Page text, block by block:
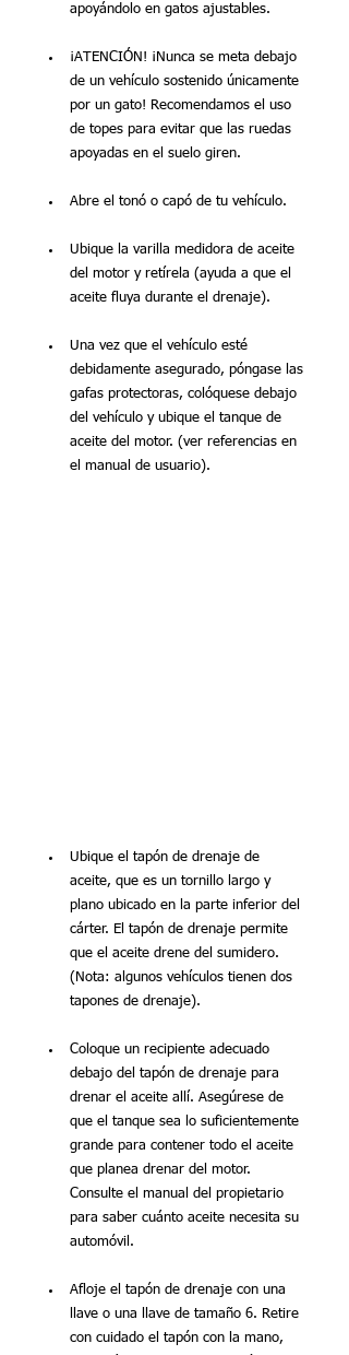
apoyándolo en gatos ajustables.
¡ATENCIÓN! ¡Nunca se meta debajo
de un vehículo sostenido únicamente
por un gato! Recomendamos el uso
de topes para evitar que las ruedas
apoyadas en el suelo giren.
Abre el tonó o capó de tu vehículo.
Ubique la varilla medidora de aceite
del motor y retírela (ayuda a que el
aceite fluya durante el drenaje).
Una vez que el vehículo esté
debidamente asegurado, póngase las
gafas protectoras, colóquese debajo
del vehículo y ubique el tanque de
aceite del motor. (ver referencias en
el manual de usuario).
Ubique el tapón de drenaje de
aceite, que es un tornillo largo y
plano ubicado en la parte inferior del
cárter. El tapón de drenaje permite
que el aceite drene del sumidero.
(Nota: algunos vehículos tienen dos
tapones de drenaje).
Coloque un recipiente adecuado
debajo del tapón de drenaje para
drenar el aceite allí. Asegúrese de
que el tanque sea lo suficientemente
grande para contener todo el aceite
que planea drenar del motor.
Consulte el manual del propietario
para saber cuánto aceite necesita su
automóvil.
Afloje el tapón de drenaje con una
llave o una llave de tamaño 6. Retire
con cuidado el tapón con la mano,